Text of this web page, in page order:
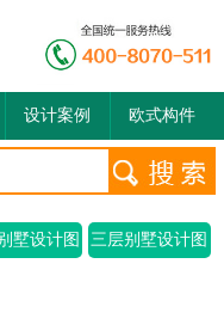
设计案例 欧式构件
墅设计图 三层别墅设计图